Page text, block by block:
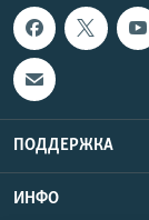
ПОДДЕРЖКА
ИНФО